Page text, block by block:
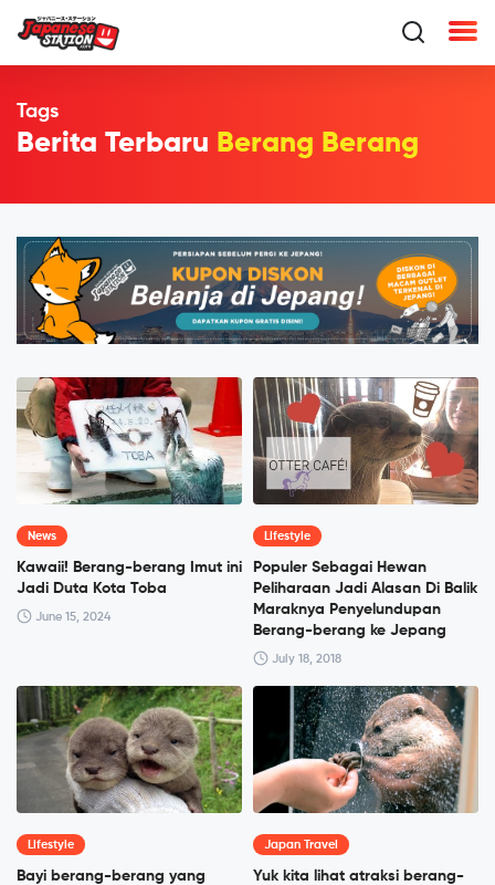
Tags
Berita Terbaru Berang Berang
News
Kawaii! Berang-berang Imut ini
Jadi Duta Kota Toba
June 15, 2024
Lifestyle
Populer Sebagai Hewan
Peliharaan Jadi Alasan Di Balik
Maraknya Penyelundupan
Berang-berang ke Jepang
July 18, 2018
Lifestyle
Bayi berang-berang yang
Japan Travel
Yuk kita lihat atraksi berang-